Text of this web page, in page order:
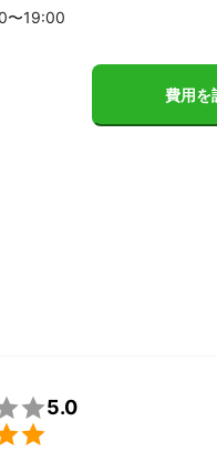
の家もおおむね綺麗な仕上
るか、という耐久年数でしょ
面の長持ち度（耐候性）は
下地処理（フリーク調整）
〜19:00
費用を
5.0